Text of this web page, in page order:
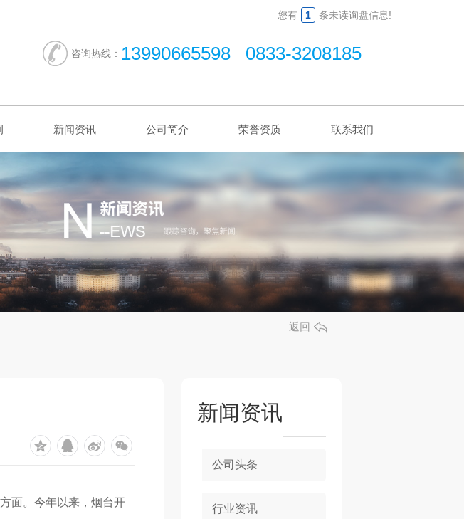
您有 1 条未读询盘信息!
咨询热线： 13990665598 0833-3208185
新闻资讯 公司简介 荣誉资质 联系我们
返回
面。今年以来，烟台开
新闻资讯
公司头条
行业资讯